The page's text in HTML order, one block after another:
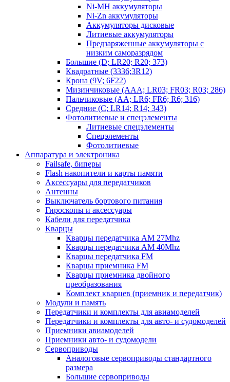
Ni-MH аккумуляторы
Ni-Zn аккумуляторы
Аккумуляторы дисковые
Литиевые аккумуляторы
Предзаряженные аккумуляторы с
низким саморазрядом
Большие (D; LR20; R20; 373)
Квадратные (3336;3R12)
Крона (9V; 6F22)
Мизинчиковые (AAA; LR03; FR03; R03; 286)
Пальчиковые (AA; LR6; FR6; R6; 316)
Средние (C; LR14; R14; 343)
Фотолитиевые и спецэлементы
Литиевые спецэлементы
Спецэлементы
Фотолитиевые
Аппаратура и электроника
Failsafe, биперы
Flash накопители и карты памяти
Аксессуары для передатчиков
Антенны
Выключатель бортового питания
Гироскопы и аксессуары
Кабели для передатчика
Кварцы
Кварцы передатчика AM 27Mhz
Кварцы передатчика AM 40Mhz
Кварцы передатчика FM
Кварцы приемника FM
Кварцы приемника двойного
преобразования
Комплект кварцев (приемник и передатчик)
Модули и память
Передатчики и комплекты для авиамоделей
Передатчики и комплекты для авто- и судомоделей
Приемники авиамоделей
Приемники авто- и судомодели
Сервоприводы
Аналоговые сервоприводы стандартного
размера
Большие сервоприводы